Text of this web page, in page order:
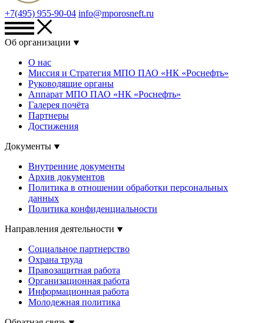
+7(495) 955-90-04 info@mporosneft.ru
Об организации
О нас
Миссия и Стратегия МПО ПАО «НК «Роснефть»
Руководящие органы
Аппарат МПО ПАО «НК «Роснефть»
Галерея почёта
Партнеры
Достижения
Документы
Внутренние документы
Архив документов
Политика в отношении обработки персональных
данных
Политика конфиденциальности
Направления деятельности
Социальное партнерство
Охрана труда
Правозащитная работа
Организационная работа
Информационная работа
Молодежная политика